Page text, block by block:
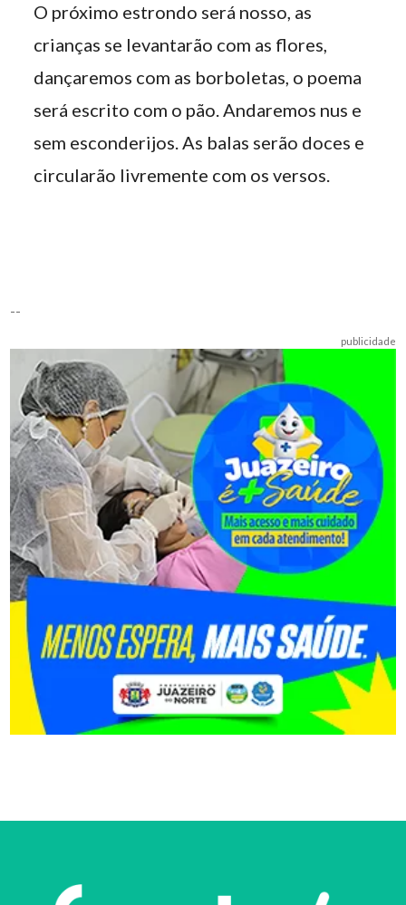
O próximo estrondo será nosso, as
crianças se levantarão com as flores,
dançaremos com as borboletas, o poema
será escrito com o pão. Andaremos nus e
sem esconderijos. As balas serão doces e
circularão livremente com os versos.
--
publicidade